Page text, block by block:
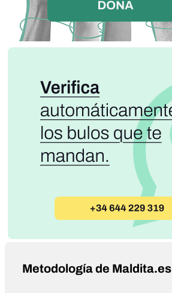
Metodología de Maldita.es